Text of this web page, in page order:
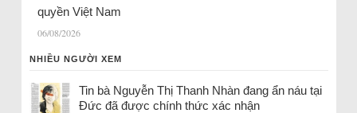
quyền Việt Nam
06/08/2026
NHIỀU NGƯỜI XEM
Tin bà Nguyễn Thị Thanh Nhàn đang ẩn náu tại
Đức đã được chính thức xác nhận